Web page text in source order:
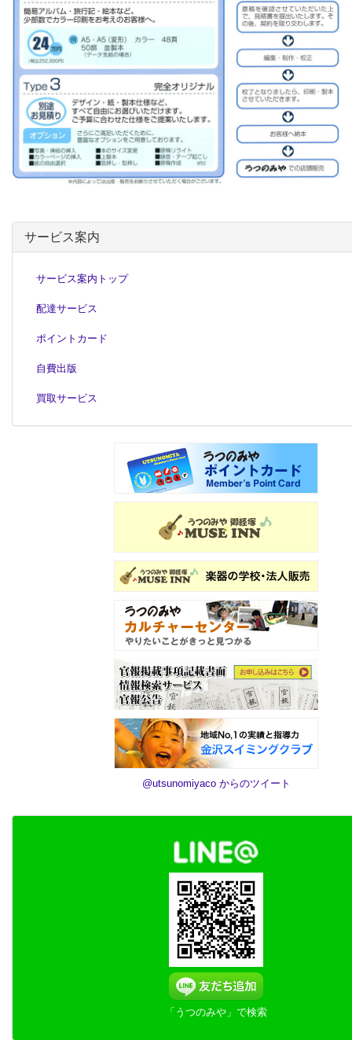
サービス案内
サービス案内トップ
配達サービス
ポイントカード
自費出版
買取サービス
@utsunomiyaco からのツイート
「うつのみや」で検索